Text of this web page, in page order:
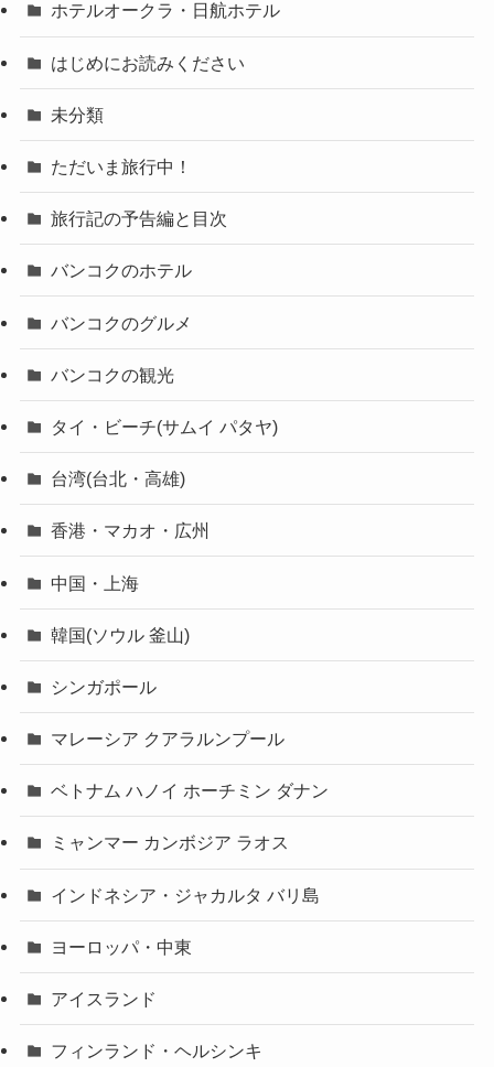
ホテルオークラ・日航ホテル
はじめにお読みください
未分類
ただいま旅行中！
旅行記の予告編と目次
バンコクのホテル
バンコクのグルメ
バンコクの観光
タイ・ビーチ(サムイ パタヤ)
台湾(台北・高雄)
香港・マカオ・広州
中国・上海
韓国(ソウル 釜山)
シンガポール
マレーシア クアラルンプール
ベトナム ハノイ ホーチミン ダナン
ミャンマー カンボジア ラオス
インドネシア・ジャカルタ バリ島
ヨーロッパ・中東
アイスランド
フィンランド・ヘルシンキ